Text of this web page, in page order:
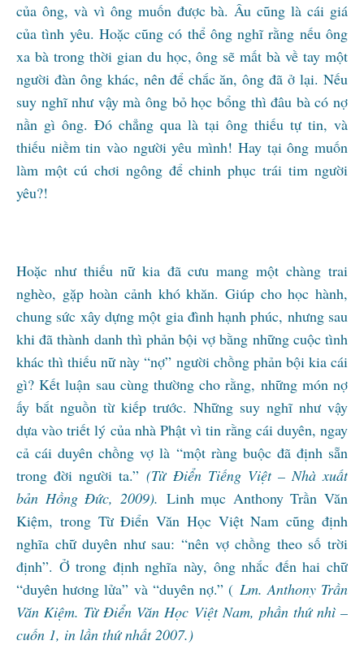
của ông, và vì ông muốn được bà. Âu cũng là cái giá
của tình yêu. Hoặc cũng có thể ông nghĩ rằng nếu ông
xa bà trong thời gian du học, ông sẽ mất bà về tay một
người đàn ông khác, nên để chắc ăn, ông đã ở lại. Nếu
suy nghĩ như vậy mà ông bỏ học bổng thì đâu bà có nợ
nần gì ông. Đó chẳng qua là tại ông thiếu tự tin, và
thiếu niềm tin vào người yêu mình! Hay tại ông muốn
làm một cú chơi ngông để chinh phục trái tim người
yêu?!
Hoặc như thiếu nữ kia đã cưu mang một chàng trai
nghèo, gặp hoàn cảnh khó khăn. Giúp cho học hành,
chung sức xây dựng một gia đình hạnh phúc, nhưng sau
khi đã thành danh thì phản bội vợ bằng những cuộc tình
khác thì thiếu nữ này “nợ” người chồng phản bội kia cái
gì? Kết luận sau cùng thường cho rằng, những món nợ
ấy bắt nguồn từ kiếp trước. Những suy nghĩ như vậy
dựa vào triết lý của nhà Phật vì tin rằng cái duyên, ngay
cả cái duyên chồng vợ là “một ràng buộc đã định sẵn
trong đời người ta.” (Từ Điển Tiếng Việt – Nhà xuất
bản Hồng Đức, 2009). Linh mục Anthony Trần Văn
Kiệm, trong Từ Điển Văn Học Việt Nam cũng định
nghĩa chữ duyên như sau: “nên vợ chồng theo số trời
định”. Ở trong định nghĩa này, ông nhắc đến hai chữ
“duyên hương lửa” và “duyên nợ.” ( Lm. Anthony Trần
Văn Kiệm. Từ Điển Văn Học Việt Nam, phần thứ nhì –
cuốn 1, in lần thứ nhất 2007.)